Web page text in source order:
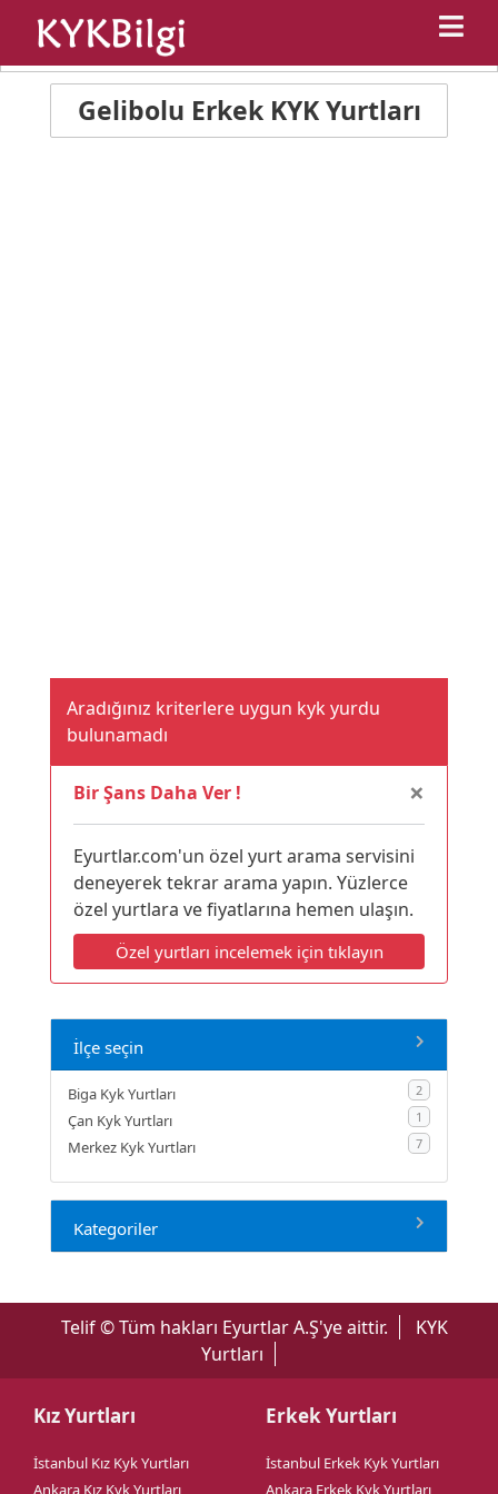
Anasayfa Gelibolu Kyk Yurtları
Gelibolu Erkek KYK Yurtları
Aradığınız kriterlere uygun kyk yurdu
bulunamadı
×
Bir Şans Daha Ver !
Eyurtlar.com'un özel yurt arama servisini
deneyerek tekrar arama yapın. Yüzlerce
özel yurtlara ve fiyatlarına hemen ulaşın.
Özel yurtları incelemek için tıklayın
İlçe seçin
Biga Kyk Yurtları 2
Çan Kyk Yurtları 1
Merkez Kyk Yurtları 7
Kategoriler
Telif © Tüm hakları Eyurtlar A.Ş'ye aittir.
KYK
Yurtları
Kız Yurtları
İstanbul Kız Kyk Yurtları
Ankara Kız Kyk Yurtları
Erkek Yurtları
İstanbul Erkek Kyk Yurtları
Ankara Erkek Kyk Yurtları